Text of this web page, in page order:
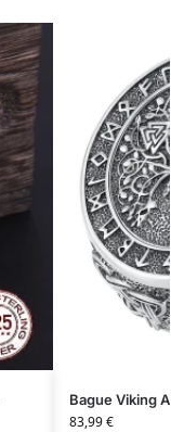
Bague Viking
83,99€